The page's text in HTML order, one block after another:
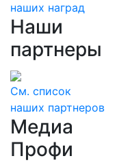
наших наград
Наши
партнеры
См. список
наших партнеров
Медиа
Профи